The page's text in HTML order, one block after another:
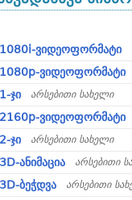
1080i-ვიდეოფორმატი
1080p-ვიდეოფორმატი
1-ჯი
არსებითი სახელი
2160p-ვიდეოფორმატი
2-ჯი
არსებითი სახელი
3D-ანიმაცია არსებითი
3D-ბეჭდვა არსებითი